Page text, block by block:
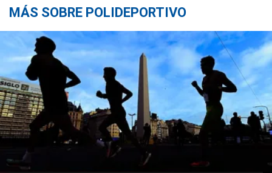
MÁS SOBRE POLIDEPORTIVO